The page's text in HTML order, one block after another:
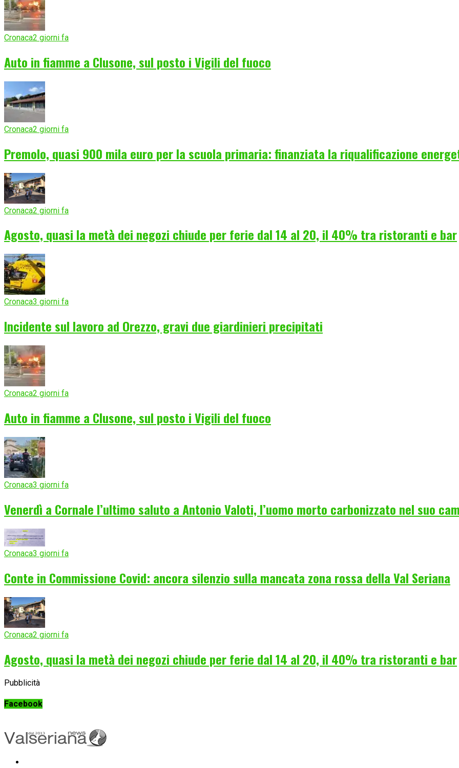
Cronaca2 giorni fa
Auto in fiamme a Clusone, sul posto i Vigili del fuoco
Cronaca2 giorni fa
Premolo, quasi 900 mila euro per la scuola primaria: finanziata la riqualificazione
Cronaca2 giorni fa
Agosto, quasi la metà dei negozi chiude per ferie dal 14 al 20, il 40% tra ristoranti e bar
Cronaca3 giorni fa
Incidente sul lavoro ad Orezzo, gravi due giardinieri precipitati
Cronaca2 giorni fa
Auto in fiamme a Clusone, sul posto i Vigili del fuoco
Cronaca3 giorni fa
Venerdì a Cornale l’ultimo saluto a Antonio Valoti, l’uomo morto carbonizzato nel suo
Cronaca3 giorni fa
Conte in Commissione Covid: ancora silenzio sulla mancata zona rossa della Val Seriana
Cronaca2 giorni fa
Agosto, quasi la metà dei negozi chiude per ferie dal 14 al 20, il 40% tra ristoranti e bar
Pubblicità
Facebook